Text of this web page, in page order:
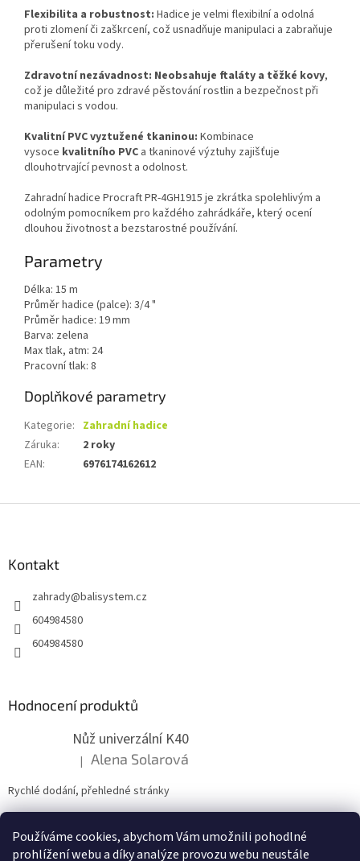
Používáme cookies, abychom Vám umožnili pohodlné
prohlížení webu a díky analýze provozu webu neustále
Flexibilita a robustnost: Hadice je velmi flexibilní a odolná
proti zlomení či zaškrcení, což usnadňuje manipulaci a zabraňuje
přerušení toku vody.
Zdravotní nezávadnost: Neobsahuje ftaláty a těžké kovy,
což je důležité pro zdravé pěstování rostlin a bezpečnost při
manipulaci s vodou.
Kvalitní PVC vyztužené tkaninou: Kombinace
vysoce kvalitního PVC a tkaninové výztuhy zajišťuje
dlouhotrvající pevnost a odolnost.
Zahradní hadice Procraft PR-4GH1915 je zkrátka spolehlivým a
odolným pomocníkem pro každého zahrádkáře, který ocení
dlouhou životnost a bezstarostné používání.
Parametry
Délka: 15 m
Průměr hadice (palce): 3/4 "
Průměr hadice: 19 mm
Barva: zelena
Max tlak, atm: 24
Pracovní tlak: 8
Doplňkové parametry
Kategorie: Zahradní hadice
Záruka:
2 roky
EAN: 6976174162612
Kontakt
zahrady@balisystem.cz
604984580
604984580
Hodnocení produktů
Nůž univerzální K40
Hodnocení produktu je 5 z 5 hvězdiček.
| Alena Solarová
Rychlé dodání, přehledné stránky
ZDE NÁM MŮŽETE VLOŽIT HODNOCENÍ